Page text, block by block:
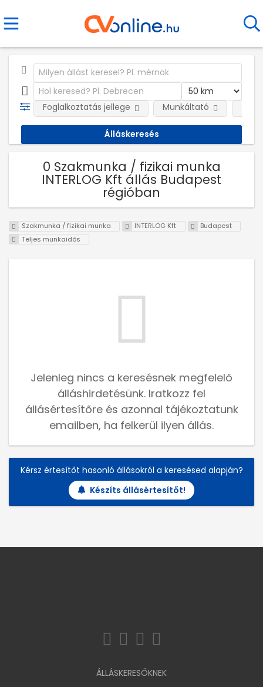
Foglalkoztatás jellege Munkáltató
0 Szakmunka / fizikai munka
INTERLOG Kft állás Budapest
régióban
Szakmunka / fizikai munka INTERLOG Kft
Budapest
Teljes munkaidős
Jelenleg nincs a keresésnek megfelelő
álláshirdetésünk. Iratkozz fel
állásértesítőre és azonnal tájékoztatunk
emailben, ha felkerül ilyen állás.
Kérsz értesítőt hasonló állásokról a keresésed alapján?
Készíts állásértesítőt!
ÁLLÁSKERESŐKNEK